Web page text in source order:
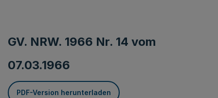
GV. NRW. 1966 Nr. 14 vom
07.03.1966
PDF-Version herunterladen